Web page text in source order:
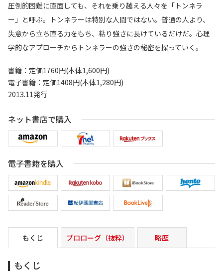
圧倒的困難に直面しても、それを乗り越える人々を「トンネラ
ー」と呼ぶ。トンネラーは特別な人間ではない。普通の人より、
失意から立ち直る力をもち、粘り強さに長けているだけだ。心理
学的なアプローチからトンネラーの強さの秘密を探っていく。
書籍：定価1760円(本体1,600円)
電子書籍：定価1408円(本体1,280円)
2013.11発行
ネット書店で購入
電子書籍を購入
もくじ プロローグ（抜粋） 略歴
もくじ